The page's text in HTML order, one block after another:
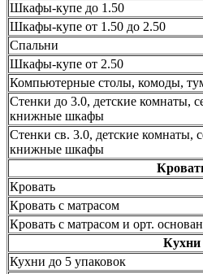
Шкафы-купе до 1.50
Шкафы-купе от 1.50 до 2.50
Спальни
Шкафы-купе от 2.50
Компьютерные столы, комоды,
Стенки до 3.0, детские комнаты,
книжные шкафы
Стенки св. 3.0, детские комнаты,
книжные шкафы
Кровать
Кровать с матрасом
Кровать с матрасом и орт.
Кухни
Кухни до 5 упаковок